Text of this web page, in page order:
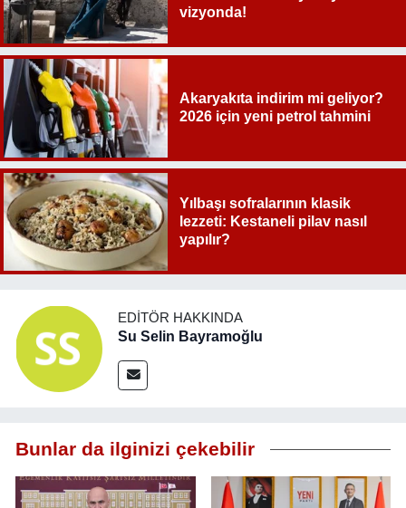
vizyonda!
Akaryakıta indirim mi geliyor?
2026 için yeni petrol tahmini
Yılbaşı sofralarının klasik
lezzeti: Kestaneli pilav nasıl
yapılır?
EDITÖR HAKKINDA
Su Selin Bayramoğlu
Bunlar da ilginizi çekebilir